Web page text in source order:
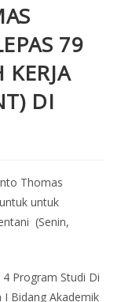
79
DI
Thomas
untuk
(Senin,
Program Studi Di
Bidang Akademik